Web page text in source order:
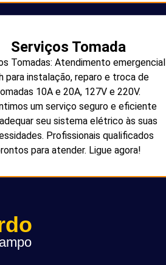
Serviços Tomada
Tomadas: Atendimento emergencial
para instalação, reparo e troca de
10A e 20A, 127V e 220V.
um serviço seguro e eficiente
seu sistema elétrico às suas
Profissionais qualificados
para atender. Ligue agora!